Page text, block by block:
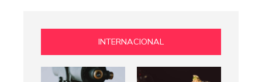
INTERNACIONAL